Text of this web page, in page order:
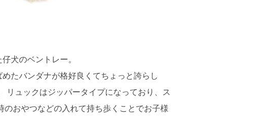
犬のベントレー。
たバンダナが格好良くてちょっと誇らし
リュックはジッパータイプになっており、ス
のおやつなどの入れて持ち歩くことでお子様